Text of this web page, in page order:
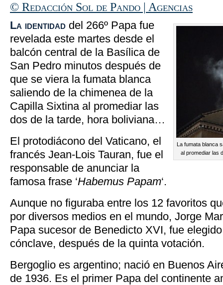
© Redacción Sol de Pando | Agencias
La fumata blanca
al promediar las
La identidad del 266º Papa fue
revelada este martes desde el
balcón central de la Basílica de
San Pedro minutos después de
que se viera la fumata blanca
saliendo de la chimenea de la
Capilla Sixtina al promediar las
dos de la tarde, hora boliviana…
El protodiácono del Vaticano, el
francés Jean-Lois Tauran, fue el
responsable de anunciar la
famosa frase ‘Habemus Papam‘.
Aunque no figuraba entre los 12 favoritos
por diversos medios en el mundo, Jorge
Papa sucesor de Benedicto XVI, fue
cónclave, después de la quinta votación.
Bergoglio es argentino; nació en Buenos
de 1936. Es el primer Papa del continente